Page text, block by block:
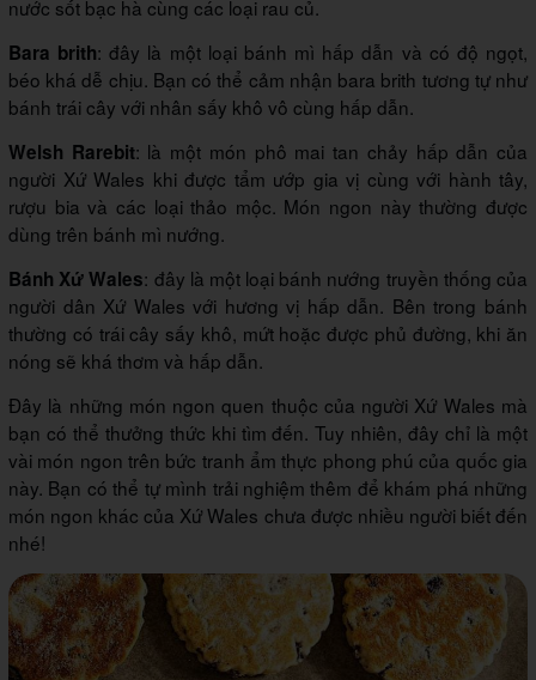
nước sốt bạc hà cùng các loại rau củ.
Bara brith: đây là một loại bánh mì hấp dẫn và có độ ngọt,
béo khá dễ chịu. Bạn có thể cảm nhận bara brith tương tự như
bánh trái cây với nhân sấy khô vô cùng hấp dẫn.
Welsh Rarebit: là một món phô mai tan chảy hấp dẫn của
người Xứ Wales khi được tẩm ướp gia vị cùng với hành tây,
rượu bia và các loại thảo mộc. Món ngon này thường được
dùng trên bánh mì nướng.
Bánh Xứ Wales: đây là một loại bánh nướng truyền thống của
người dân Xứ Wales với hương vị hấp dẫn. Bên trong bánh
thường có trái cây sấy khô, mứt hoặc được phủ đường, khi ăn
nóng sẽ khá thơm và hấp dẫn.
Đây là những món ngon quen thuộc của người Xứ Wales mà
bạn có thể thưởng thức khi tìm đến. Tuy nhiên, đây chỉ là một
vài món ngon trên bức tranh ẩm thực phong phú của quốc gia
này. Bạn có thể tự mình trải nghiệm thêm để khám phá những
món ngon khác của Xứ Wales chưa được nhiều người biết đến
nhé!